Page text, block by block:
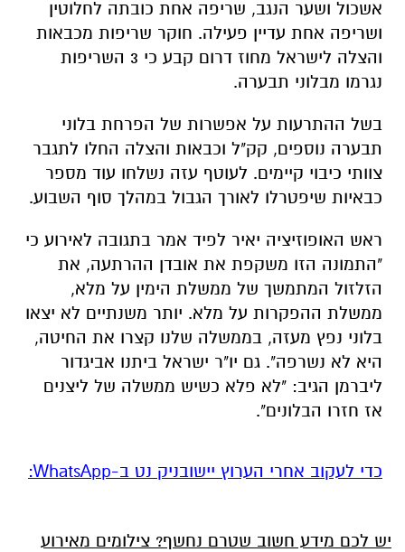
אשכול ושער הנגב, שריפה אחת כובתה לחלוטין
ושריפה אחת עדיין פעילה. חוקר שריפות מכבאות
והצלה לישראל מחוז דרום קבע כי 3 השריפות
נגרמו מבלוני תבערה.
בשל ההתרעות על אפשרות של הפרחת בלוני
תבערה נוספים, קק"ל וכבאות והצלה החלו לתגבר
צוותי כיבוי קיימים. לעוטף עזה נשלחו עוד מספר
כבאיות שיפטרלו לאורך הגבול במהלך סוף השבוע.
ראש האופוזיציה יאיר לפיד אמר בתגובה לאירוע כי
"התמונה הזו משקפת את אובדן ההרתעה, את
הזלזול המתמשך של ממשלת הימין על מלא,
ממשלת ההפקרות על מלא. יותר משנתיים לא יצאו
בלוני נפץ מעזה, בממשלה שלנו קצרו את החיטה,
היא לא נשרפה". גם יו"ר ישראל ביתנו אביגדור
ליברמן הגיב: "לא פלא כשיש ממשלה של ליצנים
אז חזרו הבלונים".
‏כדי לעקוב אחרי הערוץ יישובניק נט ב-WhatsApp:‏‏‏
יש לכם מידע חשוב שטרם נחשף? צילומים מאירוע